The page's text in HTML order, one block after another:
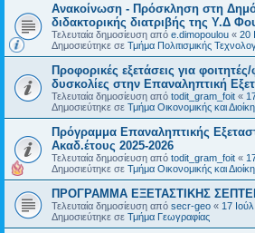
Ανακοίνωση - Πρόσκληση στη
διδακτορικής διατριβής της Υ.Δ
Τελευταία δημοσίευση από e.dimopoulou « 20
Δημοσιεύτηκε σε Τμήμα Πολιτισμικής
Προφορικές εξετάσεις για
δυσκολίες στην Επαναληπτική
Τελευταία δημοσίευση από todit_gram_foit «
Δημοσιεύτηκε σε Τμήμα Οικονομικής και
Πρόγραμμα Επαναληπτικής
Ακαδ.έτους 2025-2026
Τελευταία δημοσίευση από todit_gram_foit «
Δημοσιεύτηκε σε Τμήμα Οικονομικής και
ΠΡΟΓΡΑΜΜΑ ΕΞΕΤΑΣΤΙΚΗΣ
Τελευταία δημοσίευση από secr-geo « 17
Δημοσιεύτηκε σε Τμήμα Γεωγραφίας